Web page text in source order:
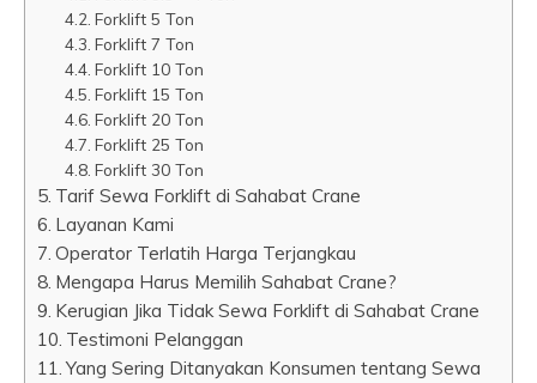
Forklift 5 Ton
Forklift 7 Ton
Forklift 10 Ton
Forklift 15 Ton
Forklift 20 Ton
Forklift 25 Ton
Forklift 30 Ton
Tarif Sewa Forklift di Sahabat Crane
Layanan Kami
Operator Terlatih Harga Terjangkau
Mengapa Harus Memilih Sahabat Crane?
Kerugian Jika Tidak Sewa Forklift di Sahabat Crane
Testimoni Pelanggan
Yang Sering Ditanyakan Konsumen tentang Sewa